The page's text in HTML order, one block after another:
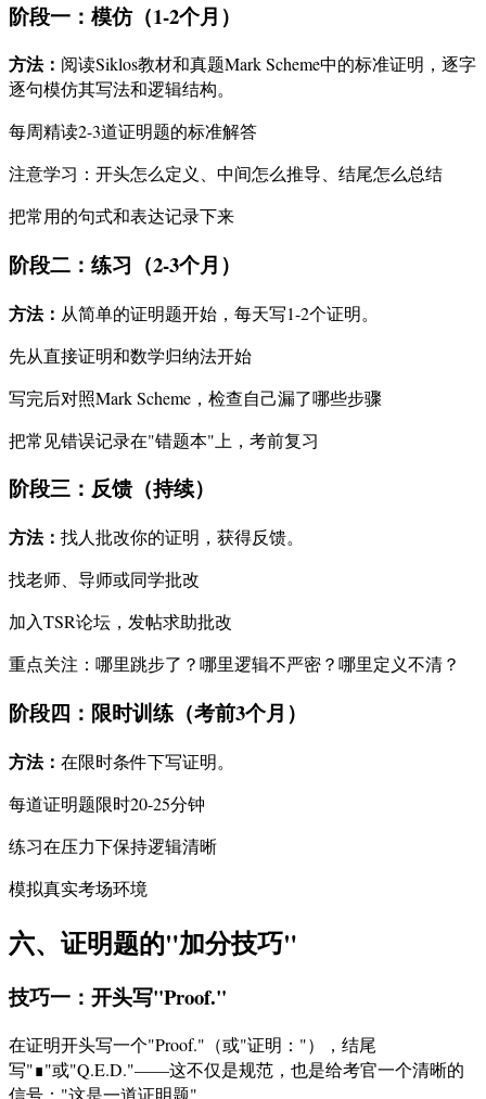
阶段一：模仿（1-2个月）
方法： 阅读Siklos教材和真题Mark Scheme中的标准证明，逐字
逐句模仿其写法和逻辑结构。
每周精读2-3道证明题的标准解答
注意学习：开头怎么定义、中间怎么推导、结尾怎么总结
把常用的句式和表达记录下来
阶段二：练习（2-3个月）
方法： 从简单的证明题开始，每天写1-2个证明。
先从直接证明和数学归纳法开始
写完后对照Mark Scheme，检查自己漏了哪些步骤
把常见错误记录在"错题本"上，考前复习
阶段三：反馈（持续）
方法： 找人批改你的证明，获得反馈。
找老师、导师或同学批改
加入TSR论坛，发帖求助批改
重点关注：哪里跳步了？哪里逻辑不严密？哪里定义不清？
阶段四：限时训练（考前3个月）
方法： 在限时条件下写证明。
每道证明题限时20-25分钟
练习在压力下保持逻辑清晰
模拟真实考场环境
六、证明题的"加分技巧"
技巧一：开头写"Proof."
在证明开头写一个"Proof."（或"证明："），结尾
写"∎"或"Q.E.D."——这不仅是规范，也是给考官一个清晰的
信号："这是一道证明题"。